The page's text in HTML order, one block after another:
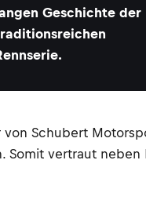
Geschichte der
Schubert
vertraut